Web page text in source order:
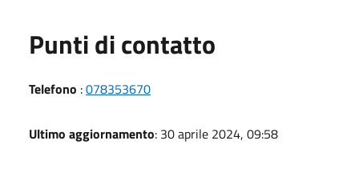
Punti di contatto
Telefono :078353670
Ultimo aggiornamento: 30 aprile 2024, 09:58